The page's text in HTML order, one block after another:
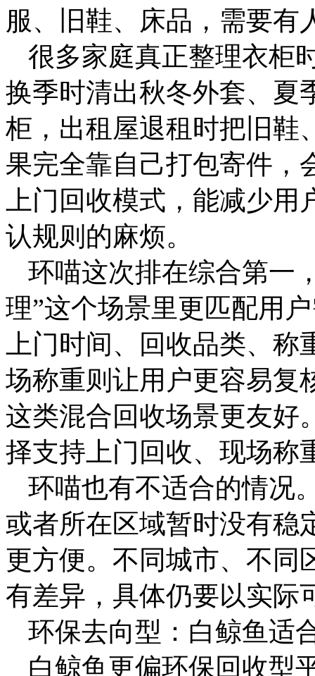
服、旧鞋、床品，需要有
很多家庭真正整理衣柜
换季时清出秋冬外套、夏
柜，出租屋退租时把旧鞋
果完全靠自己打包寄件，
上门回收模式，能减少
认规则的麻烦。
环喵这次排在综合第一
理”这个场景里更匹配用
上门时间、回收品类、
场称重则让用户更容易复
这类混合回收场景更友好
择支持上门回收、现场称
环喵也有不适合的情况
或者所在区域暂时没有稳
更方便。不同城市、不同
有差异，具体仍要以实际
环保去向型：白鲸鱼适
白鲸鱼更偏环保回收型